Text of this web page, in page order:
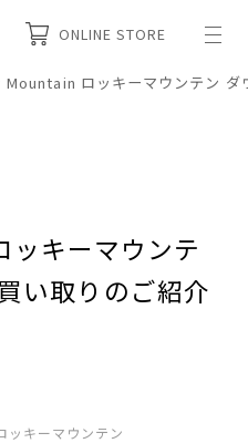
ONLINE STORE
ロッキーマウンテン ダ
キーマウンテ
い取りのご紹介
キーマウンテン